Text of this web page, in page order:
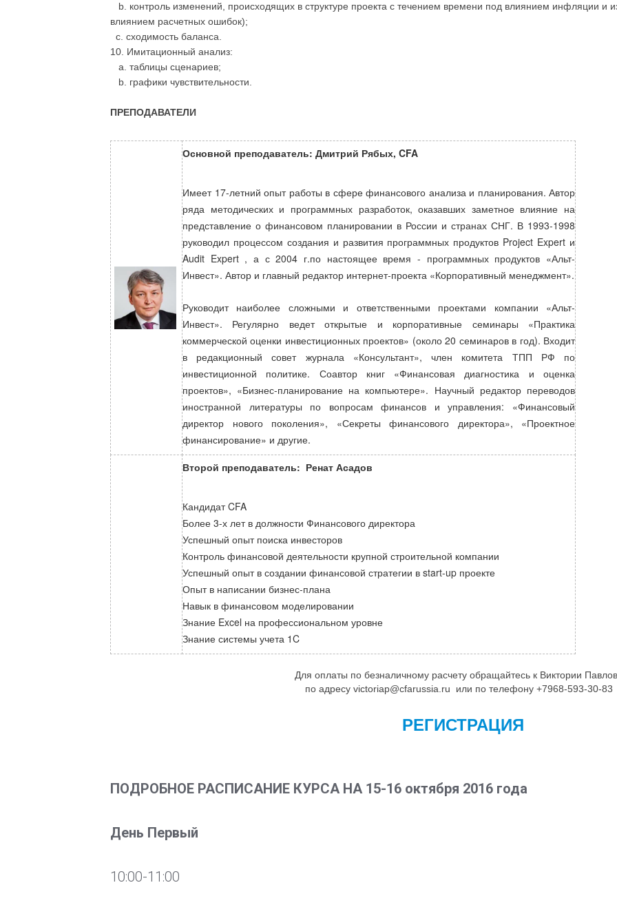
b. контроль изменений, происходящих в структуре проекта с течением времени под влиянием инфляции и
влиянием расчетных ошибок);
c. сходимость баланса.
10. Имитационный анализ:
a. таблицы сценариев;
b. графики чувствительности.
ПРЕПОДАВАТЕЛИ
Основной преподаватель: Дмитрий Рябых, CFA
Имеет 17-летний опыт работы в сфере финансового анализа и планирования. Автор
ряда методических и программных разработок, оказавших заметное влияние на
представление о финансовом планировании в России и странах СНГ. В 1993-1998
руководил процессом создания и развития программных продуктов Project Expert и
Audit Expert , а с 2004 г.по настоящее время - программных продуктов «Альт-
Инвест». Автор и главный редактор интернет-проекта «Корпоративный менеджмент».
Руководит наиболее сложными и ответственными проектами компании «Альт-
Инвест». Регулярно ведет открытые и корпоративные семинары «Практика
коммерческой оценки инвестиционных проектов» (около 20 семинаров в год). Входит
в редакционный совет журнала «Консультант», член комитета ТПП РФ по
инвестиционной политике. Соавтор книг «Финансовая диагностика и оценка
проектов», «Бизнес-планирование на компьютере». Научный редактор переводов
иностранной литературы по вопросам финансов и управления: «Финансовый
директор нового поколения», «Секреты финансового директора», «Проектное
финансирование» и другие.
Второй преподаватель: Ренат Асадов
Кандидат CFA
Более 3-х лет в должности Финансового директора
Успешный опыт поиска инвесторов
Контроль финансовой деятельности крупной строительной компании
Успешный опыт в создании финансовой стратегии в start-up проекте
Опыт в написании бизнес-плана
Навык в финансовом моделировании
Знание Excel на профессиональном уровне
Знание системы учета 1C
Для оплаты по безналичному расчету обращайтесь к Виктории
по адресу victoriap@cfarussia.ru или по телефону +7968-593-30-83
РЕГИСТРАЦИЯ
ПОДРОБНОЕ РАСПИСАНИЕ КУРСА НА 15-16 октября 2016 года
День Первый
10:00-11:00